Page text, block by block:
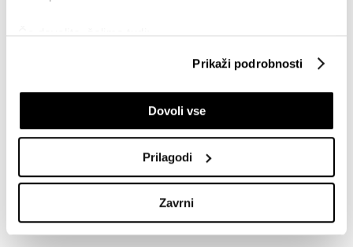
Če dovolite, želimo tudi:
Zbirati informacije o vaši geografski lokaciji, ki so
Identificirati napravo z aktivnim preverjanjem
lastnosti (odčitavanje prstnih odtisov)
Poglejte si še, kako se obdelujejo vaši osebni podatki in
nastavite svoje preference v
razdelku o podrobnostih
iz Izjave o piškotkih.
Skupni upravljavci obdelave so HD-WIN ARENA SPORT
Prikaži podrobnosti
Dovoli vse
Prilagodi
Zavrni
Slovenci v 2026 vstopili z njižjimi
Prodaja novih avtomobilov poskočila,
več tudi letalskih in ladijskih potnikov
15.07.2026